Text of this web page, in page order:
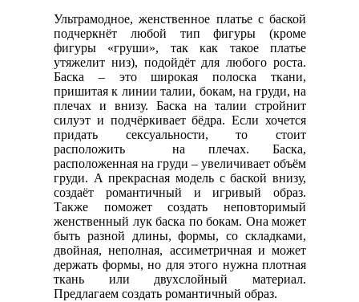
Ультрамодное, женственное платье с баской
подчеркнёт любой тип фигуры (кроме
фигуры «груши», так как такое платье
утяжелит низ), подойдёт для любого роста.
Баска – это широкая полоска ткани,
пришитая к линии талии, бокам, на груди, на
плечах и внизу. Баска на талии стройнит
силуэт и подчёркивает бёдра. Если хочется
придать сексуальности, то стоит
расположить на плечах. Баска,
расположенная на груди – увеличивает объём
груди. А прекрасная модель с баской внизу,
создаёт романтичный и игривый образ.
Также поможет создать неповторимый
женственный лук баска по бокам. Она может
быть разной длины, формы, со складками,
двойная, неполная, ассиметричная и может
держать формы, но для этого нужна плотная
ткань или двухслойный материал.
Предлагаем создать романтичный образ.